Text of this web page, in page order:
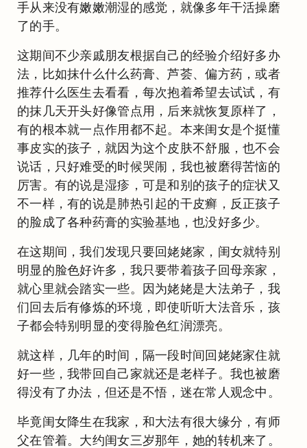
手从来没有嫩嫩潮湿的感觉，就像多年干活操磨
了的手。
这期间不少亲戚朋友根据自己的经验介绍好多办
法，比如抹什么什么药膏、芦荟、偏方药，或者
推荐什么医生去看看，每次抱着希望去试试，有
的抹几天开头好像管点用，后来就恢复原样了，
有的根本就一点作用都不起。本来闺女是个挺懂
事皮实的孩子，就因为这个皮肤不舒服，也不会
说话，只好难受的时候哭闹，我也被磨得苦恼的
厉害。有的说是湿疹，可是和别的孩子的症状又
不一样，有的说是肺热引起的干皮癣，反正孩子
的脸成了各种药膏的实验基地，也没好多少。
在这期间，我们发现只要回姥姥家，闺女就特别
明显的脸色好许多，我只要带着孩子回母亲家，
就心里就会踏实一些。因为姥姥是大法弟子，我
们回去后有修炼的环境，即使听听大法音乐，孩
子都会特别明显的变得脸色红润漂亮。
就这样，几年的时间，隔一段时间回姥姥家住就
好一些，我带回自己家就还是老样子。我也被磨
得没有了办法，但还是不悟，迷在常人观念中。
毕竟闺女降生在我家，和大法有很大缘分，有师
父在管着。大约闺女三岁那年，她的转机来了。